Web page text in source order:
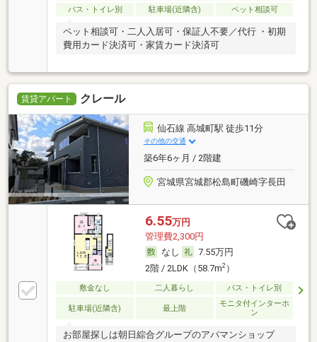
バス・トイレ別
駐車場(近隣含) ペット相談可
ペット相談可・二人入居可・保証人不要／代行 ・初期
費用カード決済可・家賃カード決済可
賃貸アパート クレール
仙石線 高城町駅 徒歩11分
その他の交通
築6年6ヶ月 / 2階建
宮城県宮城郡松島町磯崎字長田
6.55万円
管理費2,300円
なし
7.55万円
2階 / 2LDK（58.7m2）
敷金なし 二人暮らし バス・トイレ別
駐車場(近隣含) 最上階
モニタ付インターホ
ン
お部屋探しは朝日綜合グループのアパマンショップ